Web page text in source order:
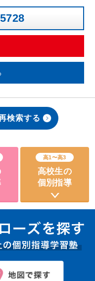
検索する
高校生の
個別指導
高1〜高3